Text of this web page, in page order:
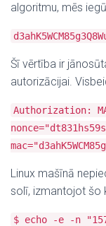
algoritmu, mēs
Šī vērtība ir
autorizācijai.
Authorization:
Linux mašīnā
solī, izmantojot šo
$ echo -e -n